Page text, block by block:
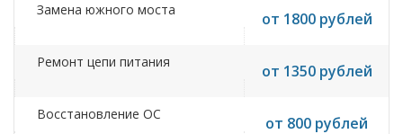
Замена южного моста от 1800 рублей
Ремонт цепи питания от 1350 рублей
Восстановление ОС от 800 рублей